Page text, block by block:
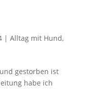
| Alltag mit Hund,
gestorben ist
habe ich